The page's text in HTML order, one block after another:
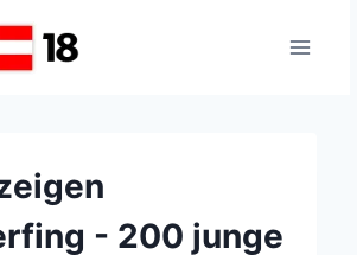
- 200 junge